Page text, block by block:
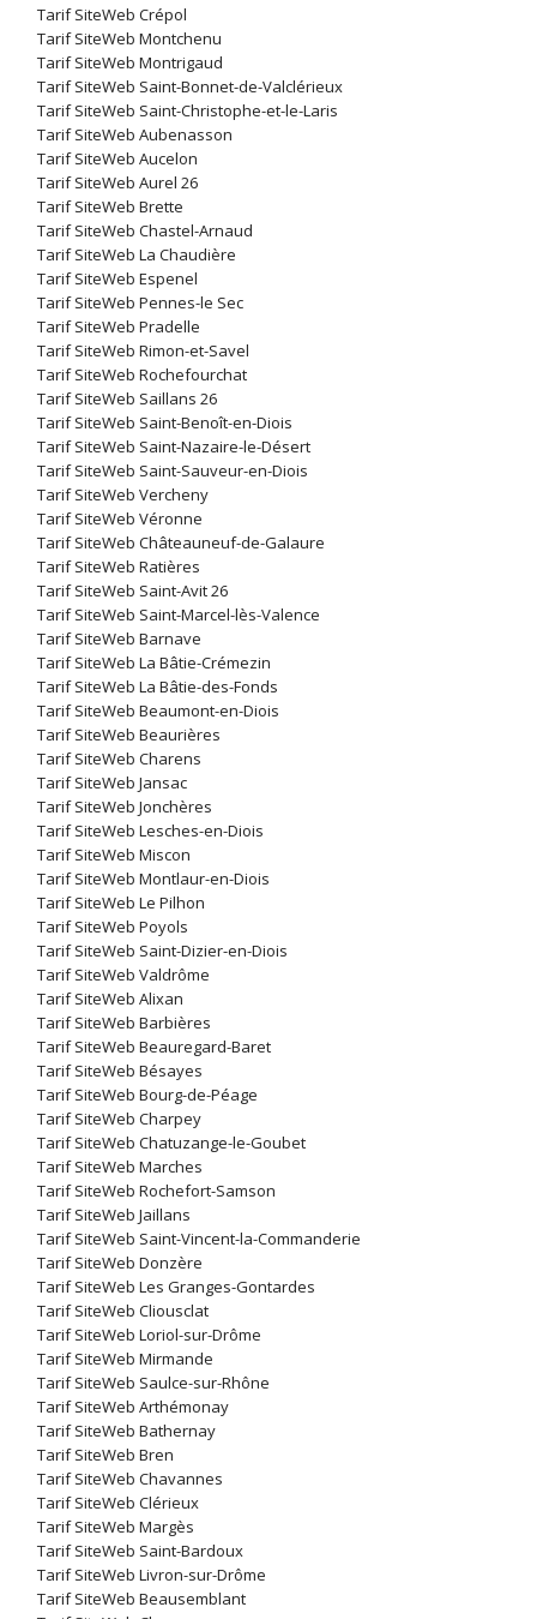
Tarif SiteWeb Crépol
Tarif SiteWeb Montchenu
Tarif SiteWeb Montrigaud
Tarif SiteWeb Saint-Bonnet-de-Valclérieux
Tarif SiteWeb Saint-Christophe-et-le-Laris
Tarif SiteWeb Aubenasson
Tarif SiteWeb Aucelon
Tarif SiteWeb Aurel 26
Tarif SiteWeb Brette
Tarif SiteWeb Chastel-Arnaud
Tarif SiteWeb La Chaudière
Tarif SiteWeb Espenel
Tarif SiteWeb Pennes-le Sec
Tarif SiteWeb Pradelle
Tarif SiteWeb Rimon-et-Savel
Tarif SiteWeb Rochefourchat
Tarif SiteWeb Saillans 26
Tarif SiteWeb Saint-Benoît-en-Diois
Tarif SiteWeb Saint-Nazaire-le-Désert
Tarif SiteWeb Saint-Sauveur-en-Diois
Tarif SiteWeb Vercheny
Tarif SiteWeb Véronne
Tarif SiteWeb Châteauneuf-de-Galaure
Tarif SiteWeb Ratières
Tarif SiteWeb Saint-Avit 26
Tarif SiteWeb Saint-Marcel-lès-Valence
Tarif SiteWeb Barnave
Tarif SiteWeb La Bâtie-Crémezin
Tarif SiteWeb La Bâtie-des-Fonds
Tarif SiteWeb Beaumont-en-Diois
Tarif SiteWeb Beaurières
Tarif SiteWeb Charens
Tarif SiteWeb Jansac
Tarif SiteWeb Jonchères
Tarif SiteWeb Lesches-en-Diois
Tarif SiteWeb Miscon
Tarif SiteWeb Montlaur-en-Diois
Tarif SiteWeb Le Pilhon
Tarif SiteWeb Poyols
Tarif SiteWeb Saint-Dizier-en-Diois
Tarif SiteWeb Valdrôme
Tarif SiteWeb Alixan
Tarif SiteWeb Barbières
Tarif SiteWeb Beauregard-Baret
Tarif SiteWeb Bésayes
Tarif SiteWeb Bourg-de-Péage
Tarif SiteWeb Charpey
Tarif SiteWeb Chatuzange-le-Goubet
Tarif SiteWeb Marches
Tarif SiteWeb Rochefort-Samson
Tarif SiteWeb Jaillans
Tarif SiteWeb Saint-Vincent-la-Commanderie
Tarif SiteWeb Donzère
Tarif SiteWeb Les Granges-Gontardes
Tarif SiteWeb Cliousclat
Tarif SiteWeb Loriol-sur-Drôme
Tarif SiteWeb Mirmande
Tarif SiteWeb Saulce-sur-Rhône
Tarif SiteWeb Arthémonay
Tarif SiteWeb Bathernay
Tarif SiteWeb Bren
Tarif SiteWeb Chavannes
Tarif SiteWeb Clérieux
Tarif SiteWeb Margès
Tarif SiteWeb Saint-Bardoux
Tarif SiteWeb Livron-sur-Drôme
Tarif SiteWeb Beausemblant